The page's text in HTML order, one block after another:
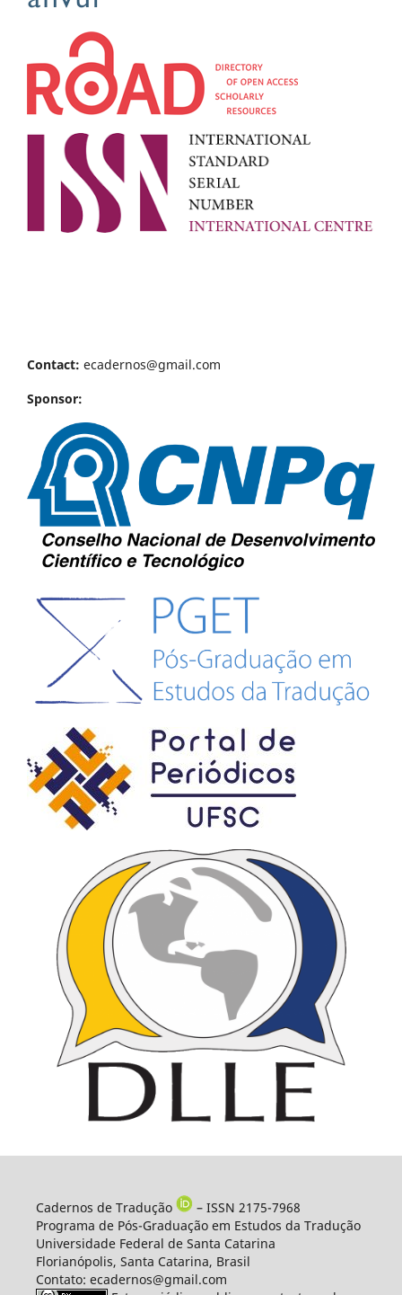
Contact: ecadernos@gmail.com
Sponsor:
Cadernos de Tradução
– ISSN 2175-7968
Programa de Pós-Graduação em Estudos da Tradução
Universidade Federal de Santa Catarina
Florianópolis, Santa Catarina, Brasil
Contato: ecadernos@gmail.com